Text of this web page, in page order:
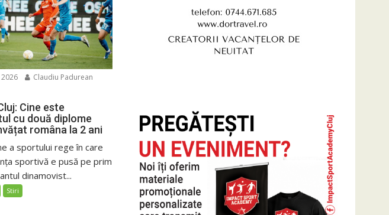
Claudiu Padurean
Cine este
cu două diplome
româna la 2 ani
a sportului rege în care
sportivă e pusă pe prim
dinamovist...
Stiri